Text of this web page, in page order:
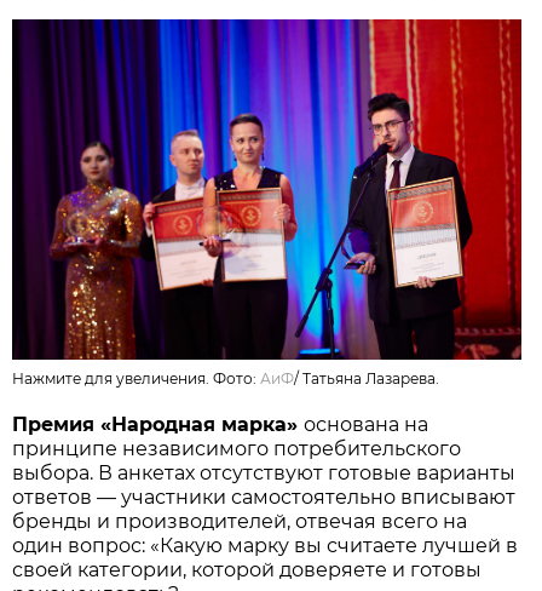
Нажмите для увеличения. Фото: АиФ/Татьяна Лазарева.
Премия «Народная марка»основана на
принципе независимого потребительского
выбора. В анкетах отсутствуют готовые варианты
ответов — участники самостоятельно вписывают
бренды и производителей, отвечая всего на
один вопрос: «Какую марку вы считаете лучшей в
своей категории, которой доверяете и готовы